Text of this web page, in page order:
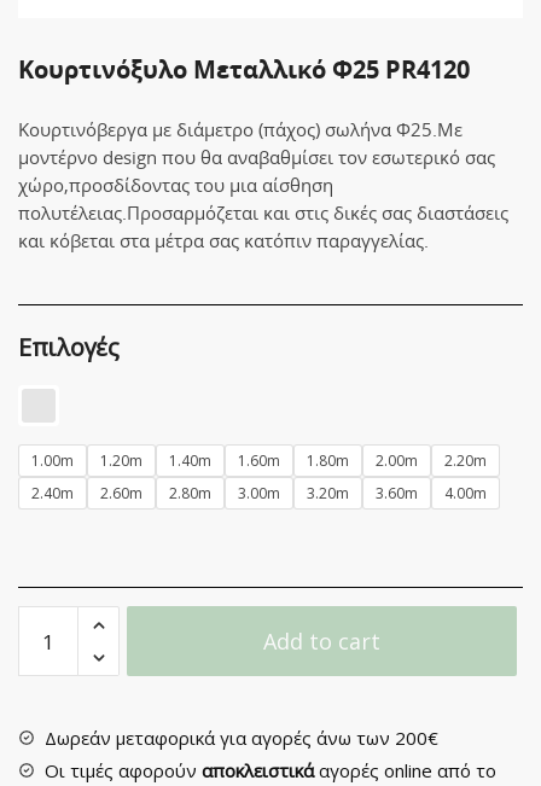
Κουρτινόξυλο Μεταλλικό Φ25 PR4120
Κουρτινόβεργα με διάμετρο (πάχος) σωλήνα Φ25.Με
μοντέρνο design που θα αναβαθμίσει τον εσωτερικό σας
χώρο,προσδίδοντας του μια αίσθηση
πολυτέλειας.Προσαρμόζεται και στις δικές σας διαστάσεις
και κόβεται στα μέτρα σας κατόπιν παραγγελίας.
Επιλογές
1.00m 1.20m 1.40m 1.60m 1.80m 2.00m
2.20m
2.40m
2.60m 2.80m 3.00m 3.20m 3.60m 4.00m
Κουρτινόξυλο
Μεταλλικό
Φ25
quantity
Add to cart
Δωρεάν μεταφορικά για αγορές άνω των 200€
Οι τιμές αφορούν αποκλειστικάαγορές online από το